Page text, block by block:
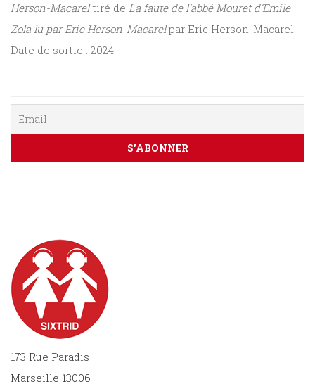
Sciences
humaines
PARAÎTRE
Herson-Macareltiré de La faute de l’abbé Mouret d’Emile
Zola lu par Eric Herson-Macarelpar Eric Herson-Macarel.
Date de sortie : 2024.
173 Rue Paradis
Marseille 13006